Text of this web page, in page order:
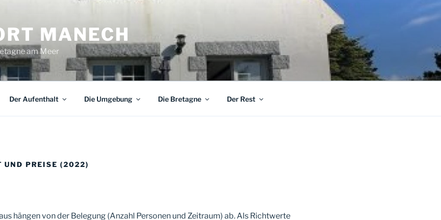
MANECH
am Meer
Der Aufenthalt Die Umgebung Die Bretagne Der Rest
UND PREISE (2022)
hängen von der Belegung (Anzahl Personen und Zeitraum) ab. Als Richtwerte